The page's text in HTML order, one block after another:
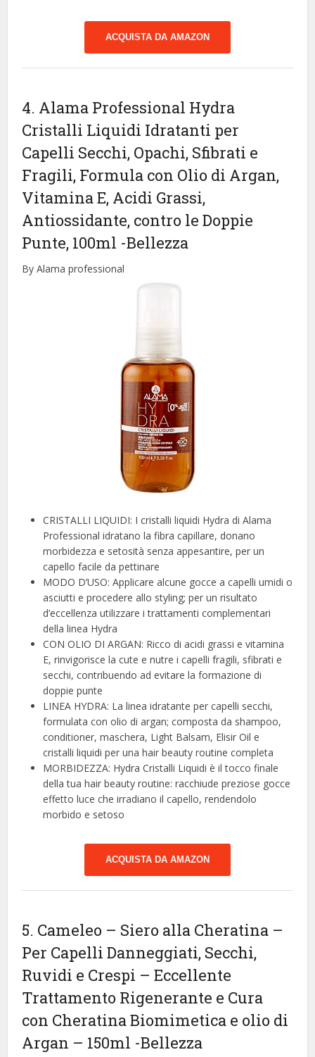
ACQUISTA DA AMAZON
4. Alama Professional Hydra
Cristalli Liquidi Idratanti per
Capelli Secchi, Opachi, Sfibrati e
Fragili, Formula con Olio di Argan,
Vitamina E, Acidi Grassi,
Antiossidante, contro le Doppie
Punte, 100ml -Bellezza
By Alama professional
CRISTALLI LIQUIDI: I cristalli liquidi Hydra di Alama
Professional idratano la fibra capillare, donano
morbidezza e setosità senza appesantire, per un
capello facile da pettinare
MODO D’USO: Applicare alcune gocce a capelli umidi o
asciutti e procedere allo styling; per un risultato
d’eccellenza utilizzare i trattamenti complementari
della linea Hydra
CON OLIO DI ARGAN: Ricco di acidi grassi e vitamina
E, rinvigorisce la cute e nutre i capelli fragili, sfibrati e
secchi, contribuendo ad evitare la formazione di
doppie punte
LINEA HYDRA: La linea idratante per capelli secchi,
formulata con olio di argan; composta da shampoo,
conditioner, maschera, Light Balsam, Elisir Oil e
cristalli liquidi per una hair beauty routine completa
MORBIDEZZA: Hydra Cristalli Liquidi è il tocco finale
della tua hair beauty routine: racchiude preziose gocce
effetto luce che irradiano il capello, rendendolo
morbido e setoso
ACQUISTA DA AMAZON
5. Cameleo – Siero alla Cheratina –
Per Capelli Danneggiati, Secchi,
Ruvidi e Crespi – Eccellente
Trattamento Rigenerante e Cura
con Cheratina Biomimetica e olio di
Argan – 150ml -Bellezza